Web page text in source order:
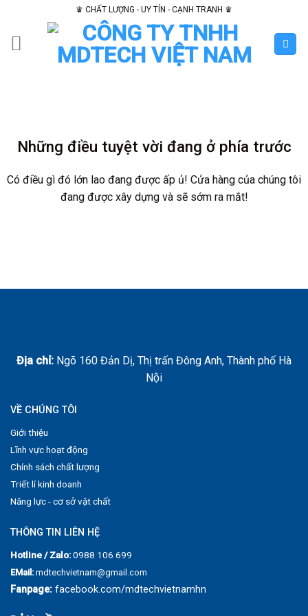
♛ CHẤT LƯỢNG - UY TÍN - CẠNH TRANH ♛
dungNhững điều tuyệt vời đang ở phía trước
Có điều gì đó lớn lao đang được ấp ủ! Cửa hàng của chúng tôi
đang được xây dựng và sẽ sớm ra mắt!
Địa chỉ: Ngõ 160 Đản Dị, Thị trấn Đông Anh, Thành phố Hà
Nội
VỀ CHÚNG TÔI
Giới thiệu
Lĩnh vực hoạt động
Chính sách chất lượng
Triết lí kinh doanh
Năng lực - cơ sở vật chất
THÔNG TIN LIÊN HỆ
Hotline / Zalo:0988 106 699
EMail: mdtechvietnam@gmail.com
Fanpage: facebook.com/mdtechvietnamhn